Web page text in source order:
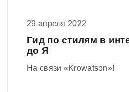
29 апреля 2022
Гид по стилям в
до Я
На связи «Krowatson»!